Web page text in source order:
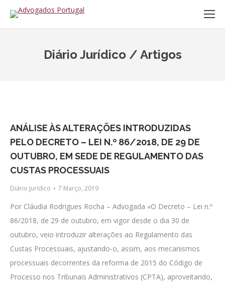
Diário Jurídico / Artigos
ANÁLISE ÀS ALTERAÇÕES INTRODUZIDAS
PELO DECRETO – LEI N.º 86/2018, DE 29 DE
OUTUBRO, EM SEDE DE REGULAMENTO DAS
CUSTAS PROCESSUAIS
Diário Jurídico 7 Março, 2019
Por Cláudia Rodrigues Rocha – Advogada «O Decreto – Lei n.º
86/2018, de 29 de outubro, em vigor desde o dia 30 de
outubro, veio introduzir alterações ao Regulamento das
Custas Processuais, ajustando-o, assim, aos mecanismos
processuais decorrentes da reforma de 2015 do Código de
Processo nos Tribunais Administrativos (CPTA), aproveitando,